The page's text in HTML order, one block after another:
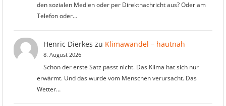
den sozialen Medien oder per Direktnachricht aus? Oder am
Telefon oder…
Henric Dierkes zu Klimawandel – hautnah
8. August 2026
Schon der erste Satz passt nicht. Das Klima hat sich nur
erwärmt. Und das wurde vom Menschen verursacht. Das
Wetter…